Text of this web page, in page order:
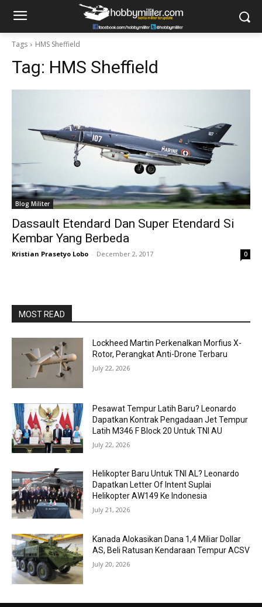
Tags HMS Sheffield
Tag: HMS Sheffield
Blog Militer
Dassault Etendard Dan Super Etendard Si
Kembar Yang Berbeda
Kristian Prasetyo Lobo - December 2, 2017 0
MOST READ
Lockheed Martin Perkenalkan Morfius X-
Rotor, Perangkat Anti-Drone Terbaru
July 22, 2026
Pesawat Tempur Latih Baru? Leonardo
Dapatkan Kontrak Pengadaan Jet Tempur
Latih M346 F Block 20 Untuk TNI AU
July 22, 2026
Helikopter Baru Untuk TNI AL? Leonardo
Dapatkan Letter Of Intent Suplai
Helikopter AW149 Ke Indonesia
July 21, 2026
Kanada Alokasikan Dana 1,4 Miliar Dollar
AS, Beli Ratusan Kendaraan Tempur ACSV
July 20, 2026